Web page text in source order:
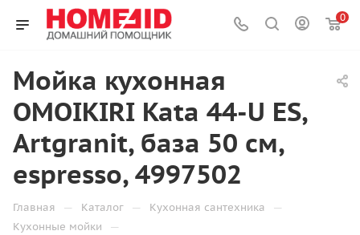
0
Мойка кухонная
OMOIKIRI Kata 44-U ES,
Artgranit, база 50 см,
espresso, 4997502
Главная — Каталог — Кухонная сантехника —
Кухонные мойки —